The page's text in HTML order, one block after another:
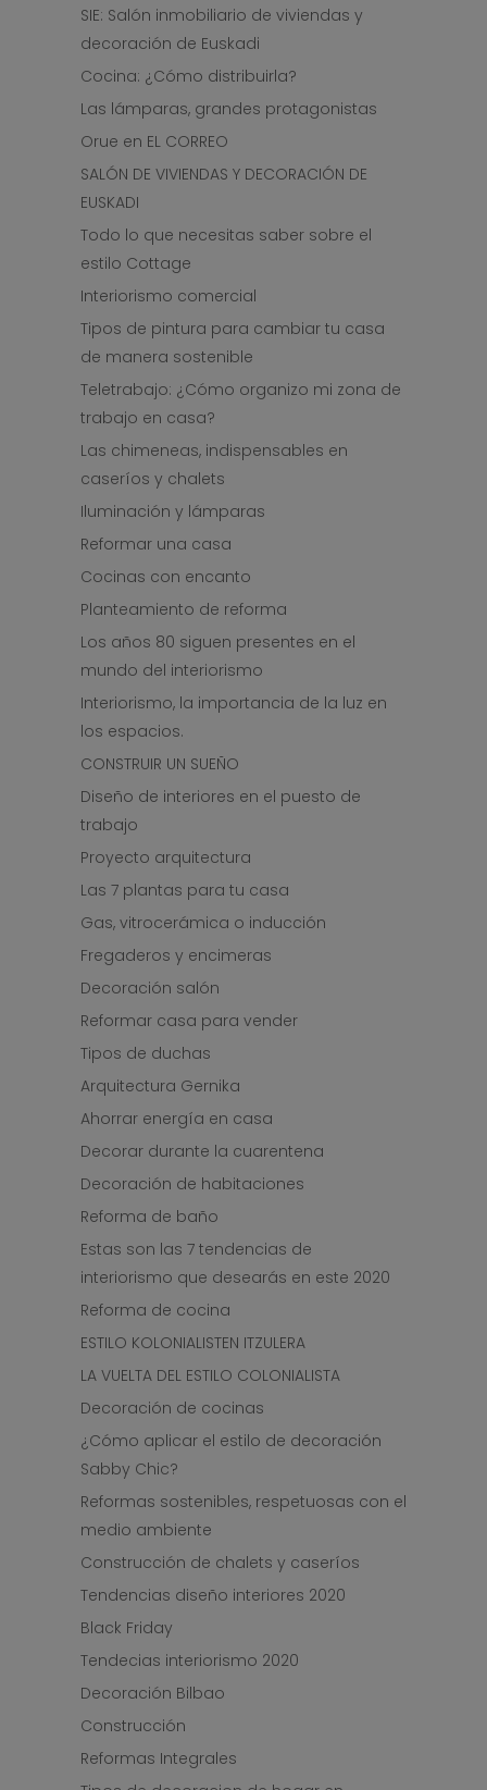
SIE: Salón inmobiliario de viviendas y
decoración de Euskadi
Cocina: ¿Cómo distribuirla?
Las lámparas, grandes protagonistas
Orue en EL CORREO
SALÓN DE VIVIENDAS Y DECORACIÓN DE
EUSKADI
Todo lo que necesitas saber sobre el
estilo Cottage
Interiorismo comercial
Tipos de pintura para cambiar tu casa
de manera sostenible
Teletrabajo: ¿Cómo organizo mi zona de
trabajo en casa?
Las chimeneas, indispensables en
caseríos y chalets
Iluminación y lámparas
Reformar una casa
Cocinas con encanto
Planteamiento de reforma
Los años 80 siguen presentes en el
mundo del interiorismo
Interiorismo, la importancia de la luz en
los espacios.
CONSTRUIR UN SUEÑO
Diseño de interiores en el puesto de
trabajo
Proyecto arquitectura
Las 7 plantas para tu casa
Gas, vitrocerámica o inducción
Fregaderos y encimeras
Decoración salón
Reformar casa para vender
Tipos de duchas
Arquitectura Gernika
Ahorrar energía en casa
Decorar durante la cuarentena
Decoración de habitaciones
Reforma de baño
Estas son las 7 tendencias de
interiorismo que desearás en este 2020
Reforma de cocina
ESTILO KOLONIALISTEN ITZULERA
LA VUELTA DEL ESTILO COLONIALISTA
Decoración de cocinas
¿Cómo aplicar el estilo de decoración
Sabby Chic?
Reformas sostenibles, respetuosas con el
medio ambiente
Construcción de chalets y caseríos
Tendencias diseño interiores 2020
Black Friday
Tendecias interiorismo 2020
Decoración Bilbao
Construcción
Reformas Integrales